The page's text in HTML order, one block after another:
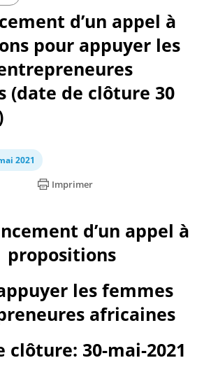
d’un appel à
pour appuyer les
(date de clôture 30
2021
Imprimer
d’un appel à
propositions
les femmes
africaines
clôture: 30-mai-2021